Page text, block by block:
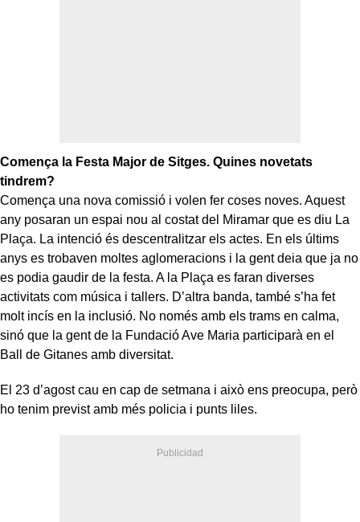
Comença la Festa Major de Sitges. Quines novetats
tindrem?
Comença una nova comissió i volen fer coses noves. Aquest
any posaran un espai nou al costat del Miramar que es diu La
Plaça. La intenció és descentralitzar els actes. En els últims
anys es trobaven moltes aglomeracions i la gent deia que ja no
es podia gaudir de la festa. A la Plaça es faran diverses
activitats com música i tallers. D’altra banda, també s’ha fet
molt incís en la inclusió. No només amb els trams en calma,
sinó que la gent de la Fundació Ave Maria participarà en el
Ball de Gitanes amb diversitat.
El 23 d’agost cau en cap de setmana i això ens preocupa, però
ho tenim previst amb més policia i punts liles.